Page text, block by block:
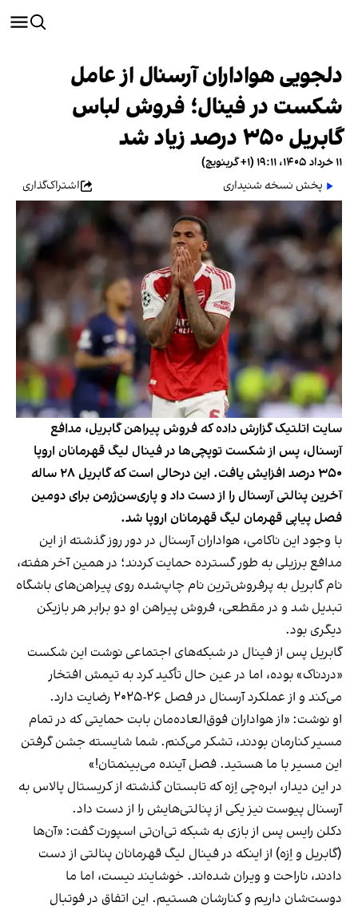
دلجویی هواداران آرسنال از عامل
شکست در فینال؛ فروش لباس
گابریل ۳۵۰ درصد زیاد شد
۱۱ خرداد ۱۴۰۵، ۱۹:۱۱ (‎+۱ گرینویچ)
پخش نسخه شنیداری
اشتراک‌گذاری
سایت اتلتیک گزارش داده که فروش پیراهن گابریل، مدافع
آرسنال، پس از شکست توپچی‌ها در فینال لیگ قهرمانان اروپا
۳۵۰ درصد افزایش یافت. این درحالی است که گابریل ۲۸ ساله
آخرین پنالتی آرسنال را از دست داد و پاری‌سن‌ژرمن برای دومین
فصل پیاپی قهرمان لیگ قهرمانان اروپا شد.
با وجود این ناکامی، هواداران آرسنال در دور روز گذشته از این
مدافع برزیلی به طور گسترده حمایت کردند؛ در همین آخر هفته،
نام گابریل به پرفروش‌ترین نام چاپ‌شده روی پیراهن‌های باشگاه
تبدیل شد و در مقطعی، فروش پیراهن او دو برابر هر بازیکن
دیگری بود.
گابریل پس از فینال در شبکه‌های اجتماعی نوشت این شکست
«دردناک» بوده، اما در عین حال تأکید کرد به تیمش افتخار
می‌کند و از عملکرد آرسنال در فصل ۲۶-۲۰۲۵ رضایت دارد.
او نوشت: «از هواداران فوق‌العاده‌مان بابت حمایتی که در تمام
مسیر کنارمان بودند، تشکر می‌کنم. شما شایسته جشن گرفتن
این مسیر با ما هستید. فصل آینده می‌بینمتان!»
در این دیدار، ابره‌چی اِزه که تابستان گذشته از کریستال پالاس به
آرسنال پیوست نیز یکی از پنالتی‌هایش را از دست داد.
دکلن رایس پس از بازی به شبکه تی‌ان‌تی اسپورت گفت: «آن‌ها
(گابریل و اِزه) از اینکه در فینال لیگ قهرمانان پنالتی از دست
دادند، ناراحت و ویران شده‌اند. خوشایند نیست، اما ما
دوست‌شان داریم و کنارشان هستیم. این اتفاق در فوتبال